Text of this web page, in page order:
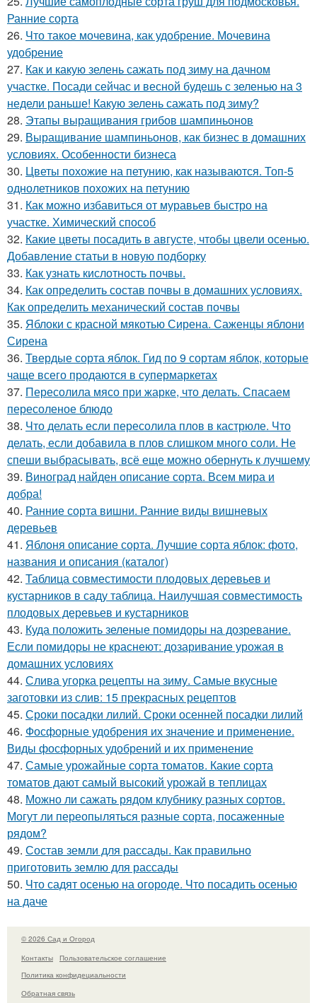
Ранние сорта
26. Что такое мочевина, как удобрение. Мочевина
удобрение
27. Как и какую зелень сажать под зиму на дачном
участке. Посади сейчас и весной будешь с зеленью на 3
недели раньше! Какую зелень сажать под зиму?
28. Этапы выращивания грибов шампиньонов
29. Выращивание шампиньонов, как бизнес в домашних
условиях. Особенности бизнеса
30. Цветы похожие на петунию, как называются. Топ-5
однолетников похожих на петунию
31. Как можно избавиться от муравьев быстро на
участке. Химический способ
32. Какие цветы посадить в августе, чтобы цвели осенью.
Добавление статьи в новую подборку
33. Как узнать кислотность почвы.
34. Как определить состав почвы в домашних условиях.
Как определить механический состав почвы
35. Яблоки с красной мякотью Сирена. Саженцы яблони
Сирена
36. Твердые сорта яблок. Гид по 9 сортам яблок, которые
чаще всего продаются в супермаркетах
37. Пересолила мясо при жарке, что делать. Спасаем
пересоленое блюдо
38. Что делать если пересолила плов в кастрюле. Что
делать, если добавила в плов слишком много соли. Не
спеши выбрасывать, всё еще можно обернуть к лучшему
39. Виноград найден описание сорта. Всем мира и
добра!
40. Ранние сорта вишни. Ранние виды вишневых
деревьев
41. Яблоня описание сорта. Лучшие сорта яблок: фото,
названия и описания (каталог)
42. Таблица совместимости плодовых деревьев и
кустарников в саду таблица. Наилучшая совместимость
плодовых деревьев и кустарников
43. Куда положить зеленые помидоры на дозревание.
Если помидоры не краснеют: дозаривание урожая в
домашних условиях
44. Слива угорка рецепты на зиму. Самые вкусные
заготовки из слив: 15 прекрасных рецептов
45. Сроки посадки лилий. Сроки осенней посадки лилий
46. Фосфорные удобрения их значение и применение.
Виды фосфорных удобрений и их применение
47. Самые урожайные сорта томатов. Какие сорта
томатов дают самый высокий урожай в теплицах
48. Можно ли сажать рядом клубнику разных сортов.
Могут ли переопыляться разные сорта, посаженные
рядом?
49. Состав земли для рассады. Как правильно
приготовить землю для рассады
50. Что садят осенью на огороде. Что посадить осенью
на даче
© 2026 Сад и Огород
Контакты
Пользовательское соглашение
Политика конфидециальности
Обратная связь